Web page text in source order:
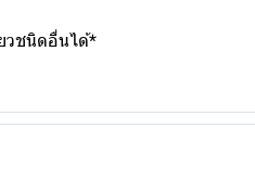
วชนิดอื่นได้*